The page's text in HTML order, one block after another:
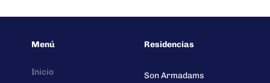
Menú
Inicio
Residencias
Son Armadams